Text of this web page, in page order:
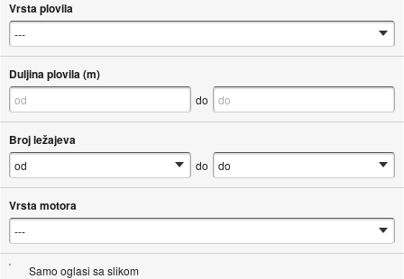
Vrsta plovila
Duljina plovila (m)
do
Broj ležajeva
do
Vrsta motora
Samo oglasi sa slikom